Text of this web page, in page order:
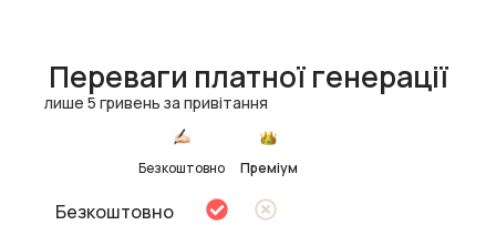
Переваги платної генерації
лише 5 гривень за привітання
Безкоштовно Преміум
Безкоштовно